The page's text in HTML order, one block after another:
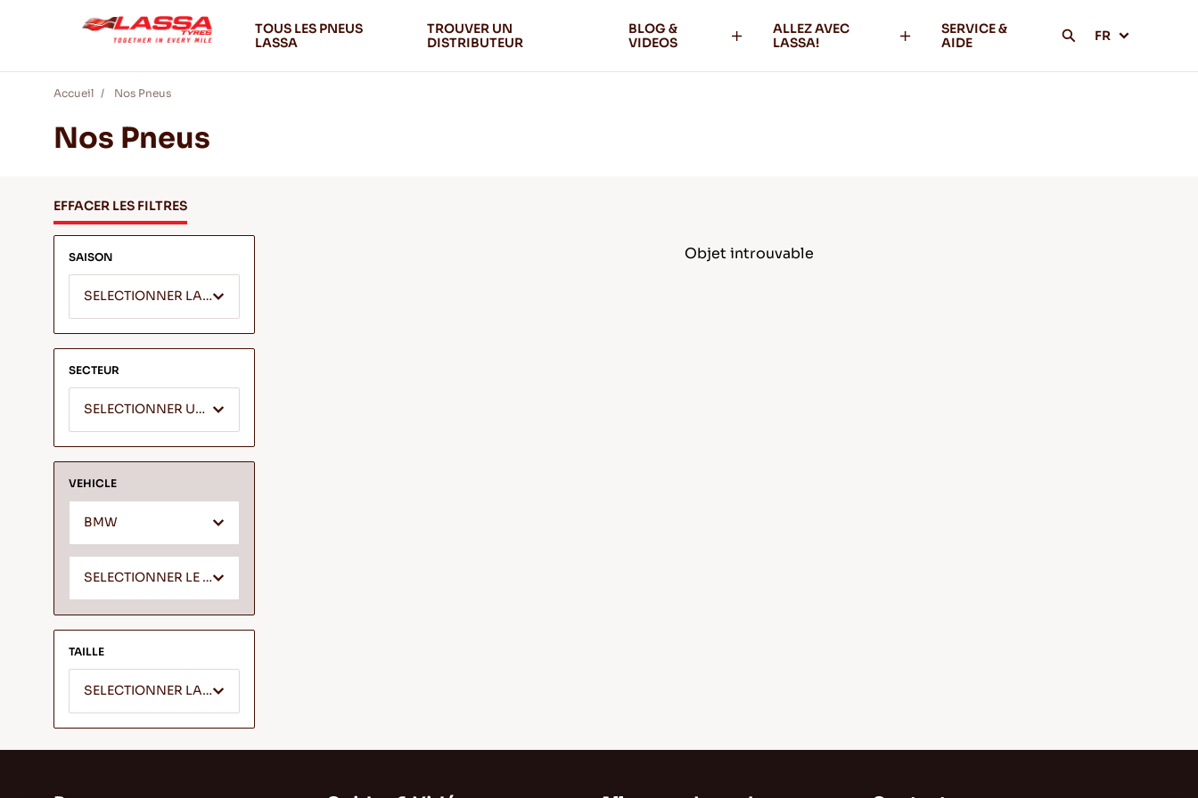
TOUS LES PNEUS
LASSA
TROUVER UN
DISTRIBUTEUR
BLOG &
VIDEOS
ALLEZ AVEC
LASSA!
SERVICE &
AIDE
FR
Accueil Nos Pneus
Nos Pneus
EFFACER LES FILTRES
SAISON
SELECTIONNER LA SAISON
SECTEUR
SELECTIONNER UN SEGMENT
VEHICLE
BMW
SELECTIONNER LE MODELE *
TAILLE
SELECTIONNER LA LARGEUR
Objet introuvable